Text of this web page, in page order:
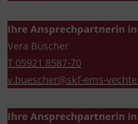
Ihre Ansprechpartnerin in
Vera Büscher
T 05921 8587-70
v.buescher@skf-ems-
Ihre Ansprechpartnerin in